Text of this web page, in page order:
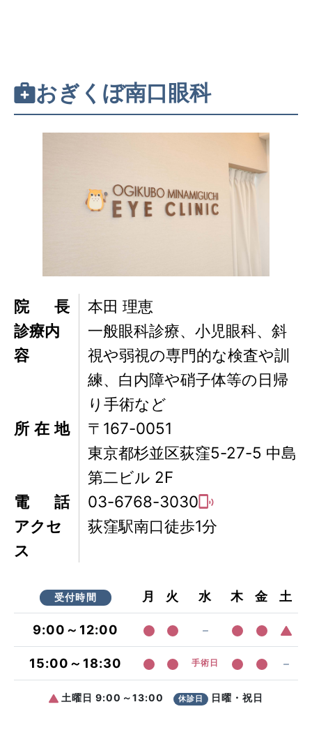
おぎくぼ南口眼科
院長
本田 理恵
診療内
容
一般眼科診療、小児眼科、斜
視や弱視の専門的な検査や訓
練、白内障や硝子体等の日帰
り手術など
所在地
〒167-0051
東京都杉並区荻窪5-27-5 中島
第二ビル 2F
電話
03-6768-3030
アクセ
ス
荻窪駅南口徒歩1分